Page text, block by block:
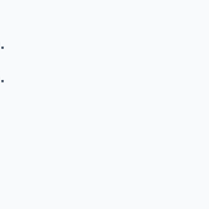
.
.